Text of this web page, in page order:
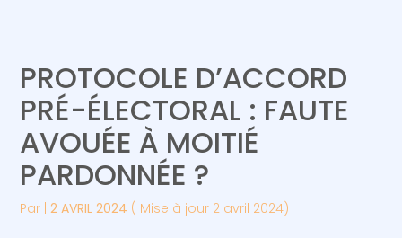
Gérer votre quotidien
Piloter votre entreprise
Développer votre entreprise
Suivre votre comptabilité
Gérer vos ressources humaines
PROTOCOLE D’ACCORD
PRÉ-ÉLECTORAL : FAUTE
AVOUÉE À MOITIÉ
PARDONNÉE ?
Par |2 AVRIL 2024 ( Mise à jour 2 avril 2024)